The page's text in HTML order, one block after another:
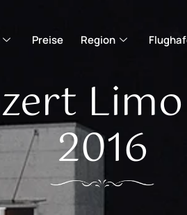
Preise Region
2016